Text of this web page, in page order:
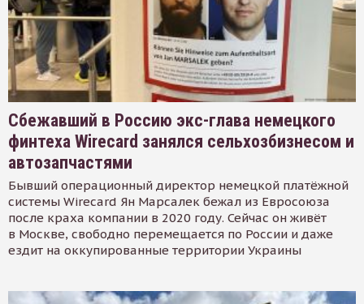
Сбежавший в Россию экс-глава немецкого
финтеха Wirecard занялся сельхозбизнесом и
автозапчастями
Бывший операционный директор немецкой платёжной
системы Wirecard Ян Марсалек бежал из Евросоюза
после краха компании в 2020 году. Сейчас он живёт
в Москве, свободно перемещается по России и даже
ездит на оккупированные территории Украины